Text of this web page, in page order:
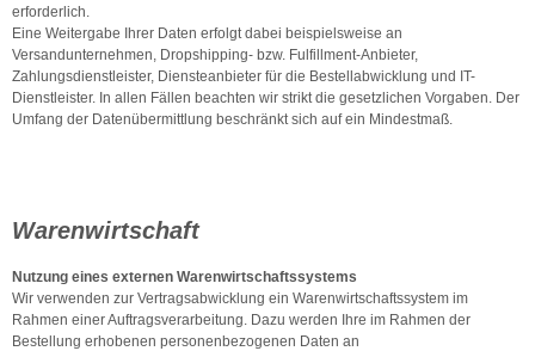
erforderlich.
Eine Weitergabe Ihrer Daten erfolgt dabei beispielsweise an
Versandunternehmen, Dropshipping- bzw. Fulfillment-Anbieter,
Zahlungsdienstleister, Diensteanbieter für die Bestellabwicklung und IT-
Dienstleister. In allen Fällen beachten wir strikt die gesetzlichen Vorgaben. Der
Umfang der Datenübermittlung beschränkt sich auf ein Mindestmaß.
Warenwirtschaft
Nutzung eines externen Warenwirtschaftssystems
Wir verwenden zur Vertragsabwicklung ein Warenwirtschaftssystem im
Rahmen einer Auftragsverarbeitung. Dazu werden Ihre im Rahmen der
Bestellung erhobenen personenbezogenen Daten an